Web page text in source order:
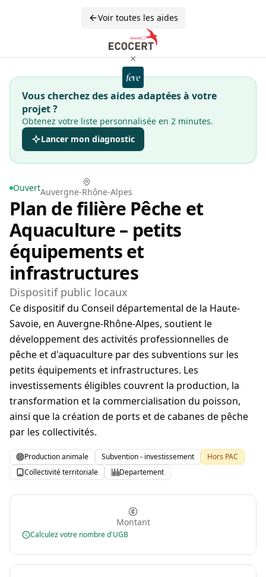
Voir toutes les aides
×
Vous cherchez des aides adaptées à votre
projet ?
Obtenez votre liste personnalisée en 2 minutes.
Lancer mon diagnostic
OuvertAuvergne-Rhône-Alpes
Plan de filière Pêche et
Aquaculture – petits
équipements et
infrastructures
Dispositif public locaux
Ce dispositif du Conseil départemental de la Haute-
Savoie, en Auvergne-Rhône-Alpes, soutient le
développement des activités professionnelles de
pêche et d'aquaculture par des subventions sur les
petits équipements et infrastructures. Les
investissements éligibles couvrent la production, la
transformation et la commercialisation du poisson,
ainsi que la création de ports et de cabanes de pêche
par les collectivités.
Production animale Subvention - investissement
Hors PAC
Collectivité territoriale
Departement
Montant
Calculez votre nombre d'UGB